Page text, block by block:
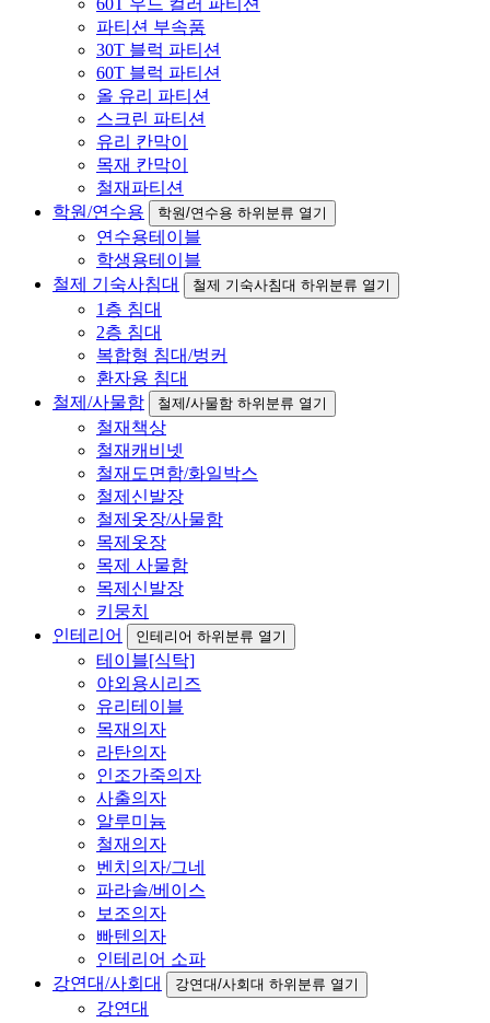
파티션 부속품
30T 블럭 파티션
60T 블럭 파티션
올 유리 파티션
스크린 파티션
유리 칸막이
목재 칸막이
철재파티션
학원/연수용
학원/연수용 하위분류 열기
연수용테이블
학생용테이블
철제 기숙사침대
철제 기숙사침대 하위분류 열기
1층 침대
2층 침대
복합형 침대/벙커
환자용 침대
철제/사물함
철제/사물함 하위분류 열기
철재책상
철재캐비넷
철재도면함/화일박스
철제신발장
철제옷장/사물함
목제옷장
목제 사물함
목제신발장
키뭉치
인테리어
인테리어 하위분류 열기
테이블[식탁]
야외용시리즈
유리테이블
목재의자
라탄의자
인조가죽의자
사출의자
알루미늄
철재의자
벤치의자/그네
파라솔/베이스
보조의자
빠텐의자
인테리어 소파
강연대/사회대
강연대/사회대 하위분류 열기
강연대